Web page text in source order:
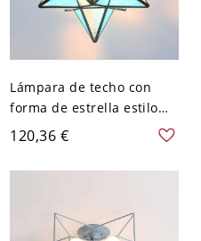
Lámpara de techo con
forma de estrella estilo
moderno, vidrio, 1 luz,
comedor - 110 A 120 V
120,36 €